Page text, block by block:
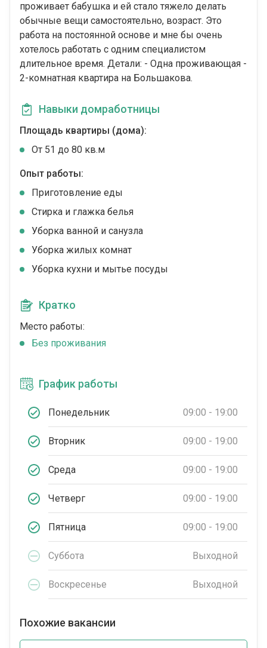
проживает бабушка и ей стало тяжело делать
обычные вещи самостоятельно, возраст. Это
работа на постоянной основе и мне бы очень
хотелось работать с одним специалистом
длительное время. Детали: - Одна проживающая -
2-комнатная квартира на Большакова.
Навыки домработницы
Площадь квартиры (дома):
От 51 до 80 кв.м
Опыт работы:
Приготовление еды
Стирка и глажка белья
Уборка ванной и санузла
Уборка жилых комнат
Уборка кухни и мытье посуды
Кратко
Место работы:
Без проживания
График работы
Понедельник 09:00 - 19:00
Вторник 09:00 - 19:00
Среда 09:00 - 19:00
Четверг 09:00 - 19:00
Пятница 09:00 - 19:00
Суббота Выходной
Воскресенье Выходной
Похожие вакансии